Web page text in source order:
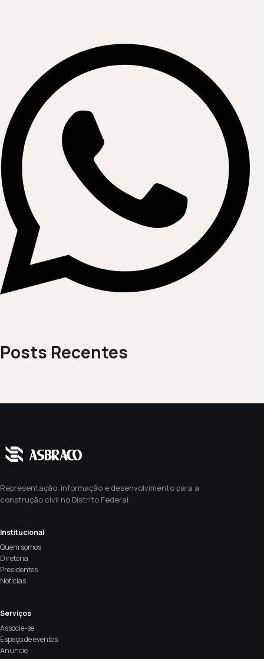
Posts Recentes
Representação, informação e desenvolvimento para a
construção civil no Distrito Federal.
Institucional
Quem somos
Diretoria
Presidentes
Notícias
Serviços
Associe-se
Espaço de eventos
Anuncie